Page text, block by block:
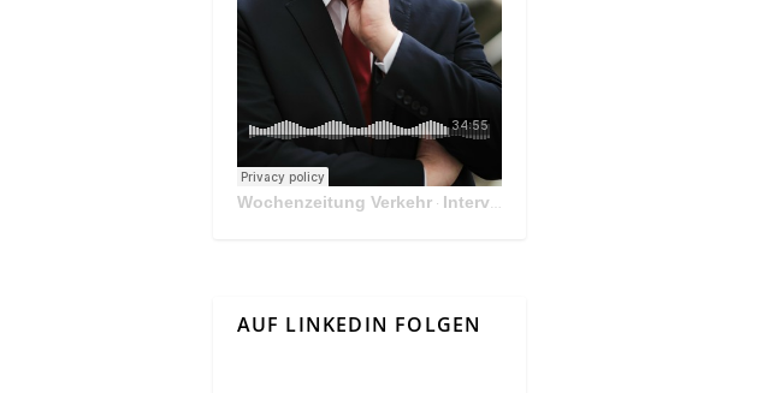
Wochenzeitung Verkehr· Interview Mit Andreas Matthä, CEO der ÖBB Holding
AUF LINKEDIN FOLGEN